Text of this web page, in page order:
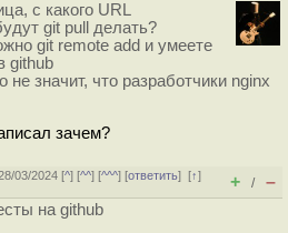
с какого URL
git pull делать?
git remote add и умеете
github
не значит, что разработчики nginx
зачем?
03/2024 [^] [^^] [^^^] [ответить][↑]
+ / –
на github